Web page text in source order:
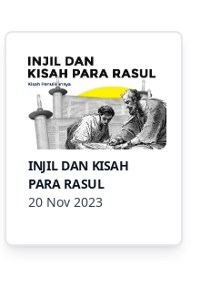
INJIL DAN KISAH
PARA RASUL
20 Nov 2023